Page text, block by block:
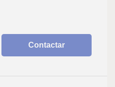
Contactar